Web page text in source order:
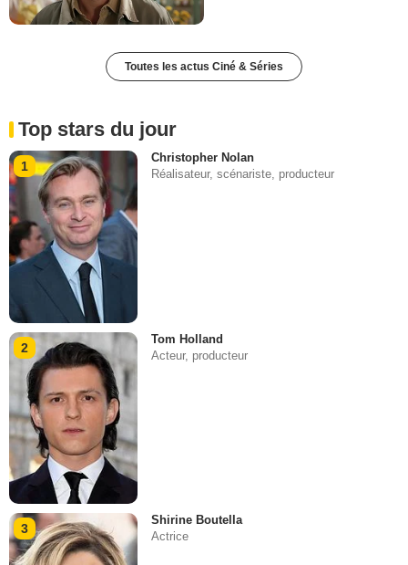
Toutes les actus Ciné & Séries
Top stars du jour
1
Christopher Nolan
Réalisateur, scénariste, producteur
2
Tom Holland
Acteur, producteur
3
Shirine Boutella
Actrice